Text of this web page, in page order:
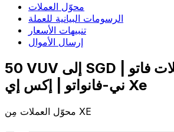
محوّل العملات
الرسومات البيانية للعملة
تنبيهات الأسعار
إرسال الأموال
50 VUV إلى SGD | حوِّل - إلى عملات فاتو
ني-فانواتو | إكس إي Xe
محوّل العملات مِن XE